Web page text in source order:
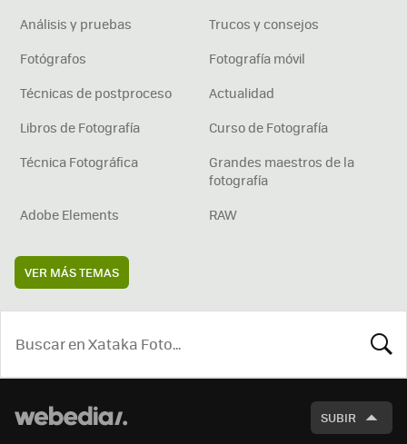
Análisis y pruebas
Trucos y consejos
Fotógrafos
Fotografía móvil
Técnicas de postproceso
Actualidad
Libros de Fotografía
Curso de Fotografía
Técnica Fotográfica
Grandes maestros de la
fotografía
Adobe Elements
RAW
VER MÁS TEMAS
SUBIR